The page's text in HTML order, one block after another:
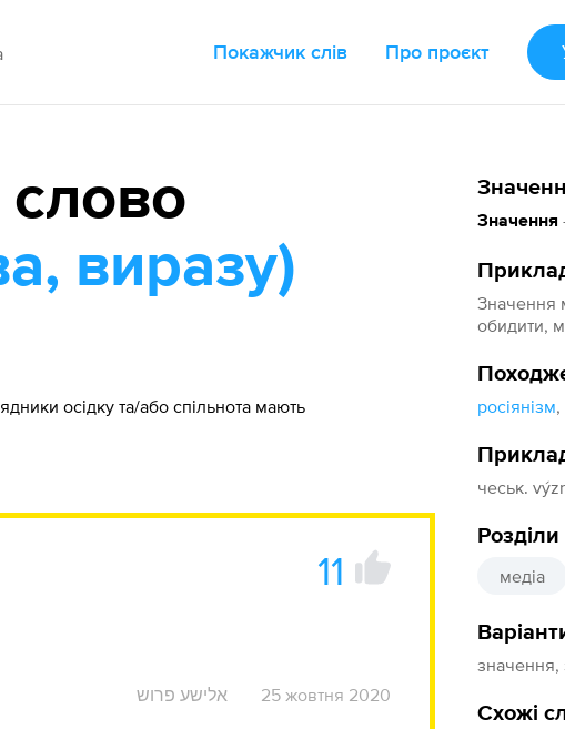
Покажчик слів Про проєкт
Значення
Значення
обидити,
росіянізм,
чеськ.
Розділи
медіа
значення,
Схожі
виразу)
осідку та/або спільнота мають
11
אלישע פרוש 25 жовтня 2020